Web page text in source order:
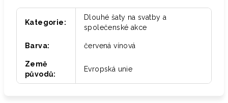
Kategorie:
Dlouhé šaty na svatby a
společenské akce
Barva: červená vínová
Země
původů:
Evropská unie